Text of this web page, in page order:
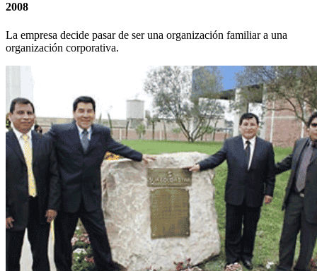
2008
La empresa decide pasar de ser una organización familiar a una
organización corporativa.